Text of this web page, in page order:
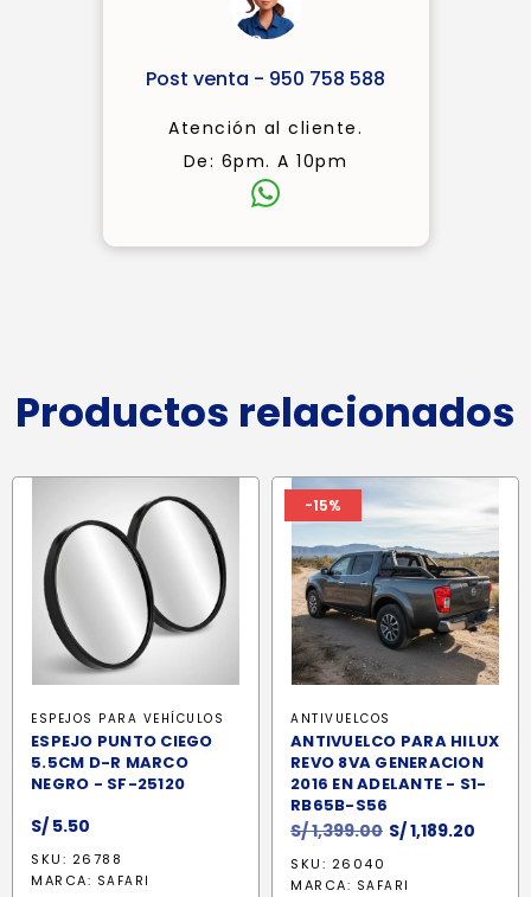
Post venta - 950 758 588
Atención al cliente.
De: 6pm. A 10pm
Productos relacionados
ESPEJOS PARA VEHÍCULOS
ESPEJO PUNTO CIEGO
5.5CM D-R MARCO
NEGRO - SF-25120
S/ 5.50
SKU: 26788
MARCA: SAFARI
-15%
ANTIVUELCOS
ANTIVUELCO PARA HILUX
REVO 8VA GENERACION
2016 EN ADELANTE - S1-
RB65B-S56
S/1,399.00 El
original
S/1,189.20
SKU: 26040
MARCA: SAFARI